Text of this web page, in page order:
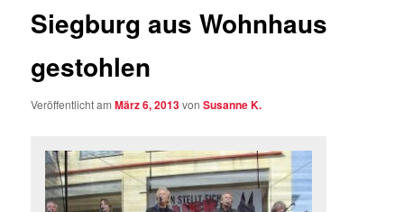
Siegburg aus Wohnhaus
gestohlen
Veröffentlicht amMärz 6, 2013vonSusanne K.